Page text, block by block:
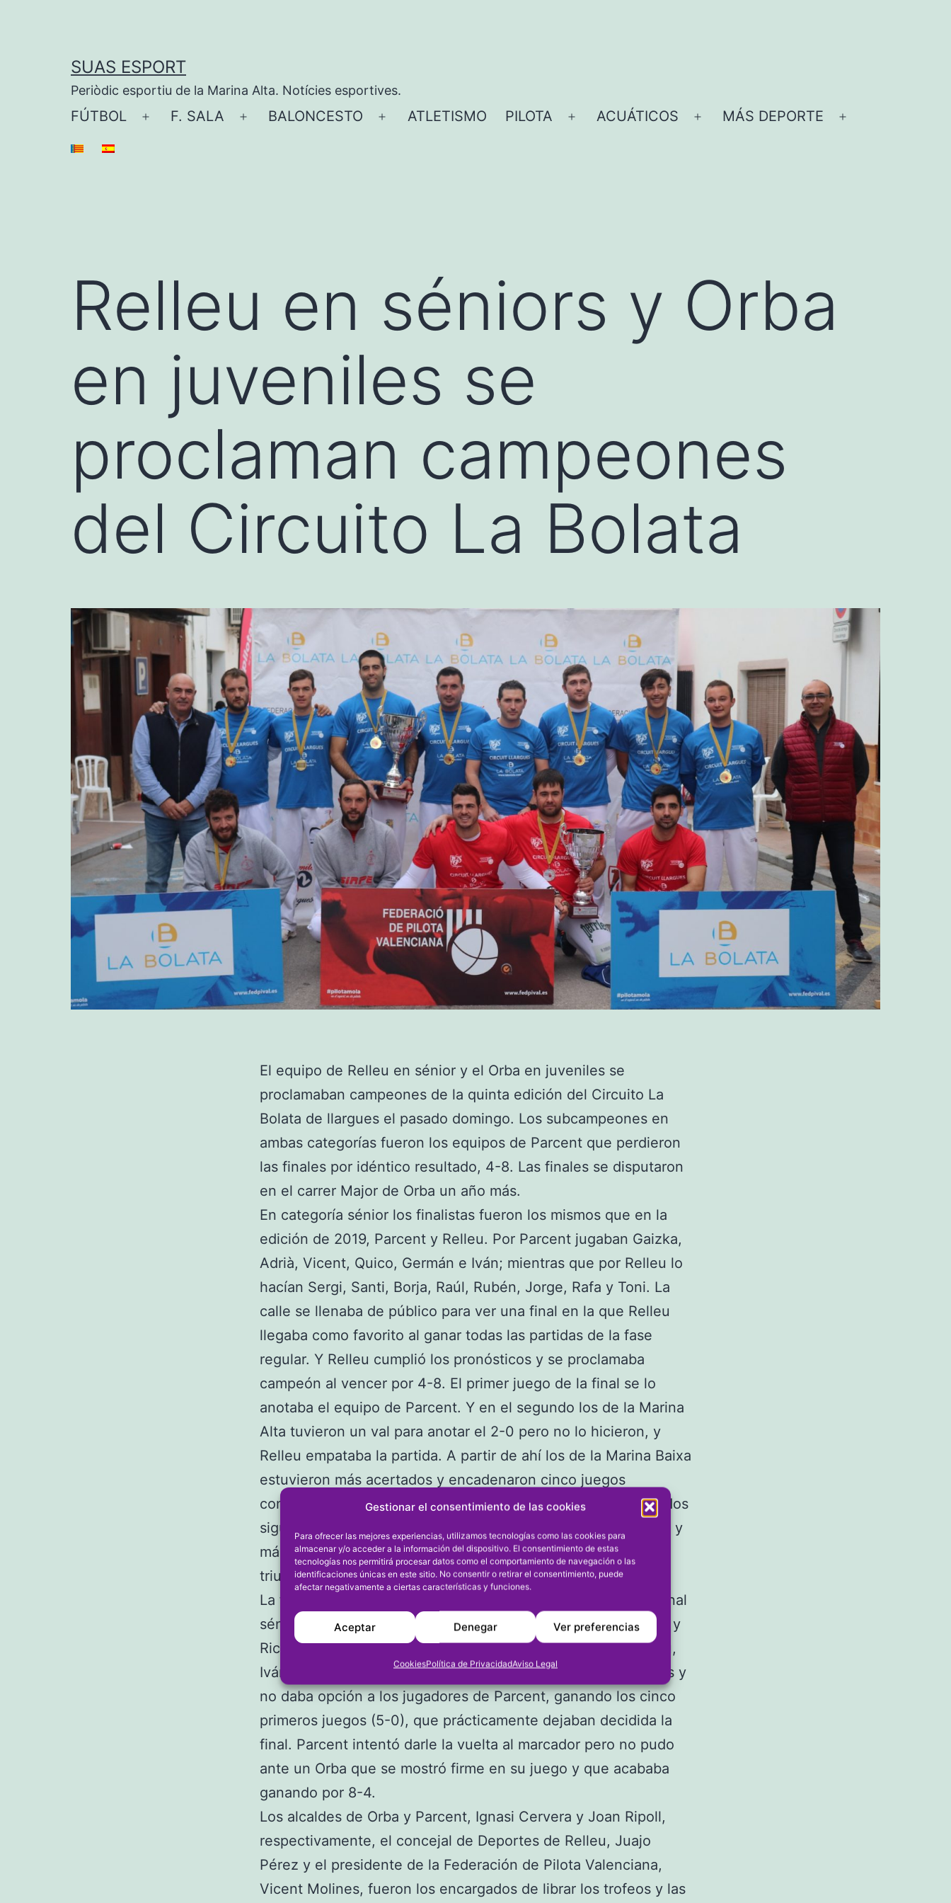
Gestionar el consentimiento de las cookies
Para ofrecer las mejores experiencias, utilizamos tecnologías como las cookies para
almacenar y/o acceder a la información del dispositivo. El consentimiento de estas
tecnologías nos permitirá procesar datos como el comportamiento de navegación o las
identificaciones únicas en este sitio. No consentir o retirar el consentimiento, puede
afectar negativamente a ciertas características y funciones.
Aceptar Denegar Ver preferencias
CookiesPolítica de PrivacidadAviso Legal
SUAS ESPORT
Periòdic esportiu de la Marina Alta. Notícies esportives.
FÚTBOL
Abrir
F. SALA
Abrir
BALONCESTO
Abrir
ATLETISMO PILOTA
Abrir
ACUÁTICOS
Abrir
MÁS DEPORTE
Relleu en séniors y Orba
en juveniles se
proclaman campeones
del Circuito La Bolata
El equipo de Relleu en sénior y el Orba en juveniles se
proclamaban campeones de la quinta edición del Circuito La
Bolata de llargues el pasado domingo. Los subcampeones en
ambas categorías fueron los equipos de Parcent que perdieron
las finales por idéntico resultado, 4-8. Las finales se disputaron
en el carrer Major de Orba un año más.
En categoría sénior los finalistas fueron los mismos que en la
edición de 2019, Parcent y Relleu. Por Parcent jugaban Gaizka,
Adrià, Vicent, Quico, Germán e Iván; mientras que por Relleu lo
hacían Sergi, Santi, Borja, Raúl, Rubén, Jorge, Rafa y Toni. La
calle se llenaba de público para ver una final en la que Relleu
llegaba como favorito al ganar todas las partidas de la fase
regular. Y Relleu cumplió los pronósticos y se proclamaba
campeón al vencer por 4-8. El primer juego de la final se lo
anotaba el equipo de Parcent. Y en el segundo los de la Marina
Alta tuvieron un val para anotar el 2-0 pero no lo hicieron, y
Relleu empataba la partida. A partir de ahí los de la Marina Baixa
estuvieron más acertados y encadenaron cinco juegos
consecutivos (1-5). Parcent reaccionaba y lograba ganar los dos
siguientes juegos (3-5). Pero Relleu volvió a mostrarse sólido y
más preciso en el tramo final de la partida para llevarse el
triunfo (4-8) y el título de campeón del Circuito La Bolata.
La final juvenil entre Orba y Parcent se jugaba antes que la final
sénior. Orba formaba con Marc, Álex, Elies, Xavier, Pau, Jordi y
Ricardo, mientras que Parcent lo hizo con Edgar, Pau, Andreu,
Iván, Deme, Ximo y Pedro. El equipo de Orba salió a por todas y
no daba opción a los jugadores de Parcent, ganando los cinco
primeros juegos (5-0), que prácticamente dejaban decidida la
final. Parcent intentó darle la vuelta al marcador pero no pudo
ante un Orba que se mostró firme en su juego y que acababa
ganando por 8-4.
Los alcaldes de Orba y Parcent, Ignasi Cervera y Joan Ripoll,
respectivamente, el concejal de Deportes de Relleu, Juajo
Pérez y el presidente de la Federación de Pilota Valenciana,
Vicent Molines, fueron los encargados de librar los trofeos y las